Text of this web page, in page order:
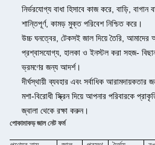
নির্ভরযোগ্য বাধা হিসাবে কাজ করে, বাড়ি, বাগান
শান্তিপূর্ণ, কামড় মুক্ত পরিবেশ নিশ্চিত করে।
উচ্চ ঘনত্বের, টেকসই জাল দিয়ে তৈরি, আমাদের
প্রশ্বাসযোগ্য, হালকা ও ইনস্টল করা সহজ-
ভ্রমণের জন্য আদর্শ।
দীর্ঘস্থায়ী ব্যবহার এবং সর্বাধিক
মশা-বিরোধী স্ক্রিন দিয়ে আপনার পরিবারকে
জ্বালা থেকে রক্ষা করুন।
পোকামাকড় জাল নেট ফর্ম